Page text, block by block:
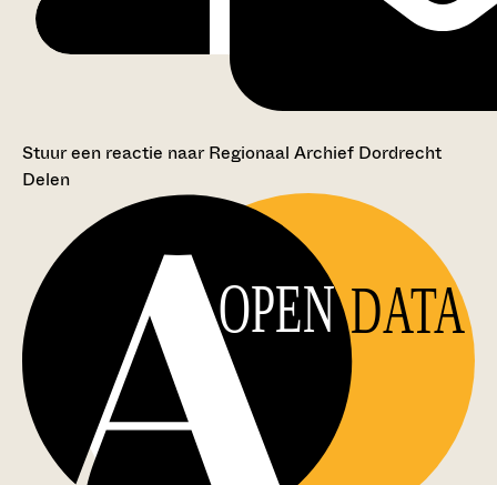
Stuur een reactie naar Regionaal Archief Dordrecht
Delen
OPEN DATA